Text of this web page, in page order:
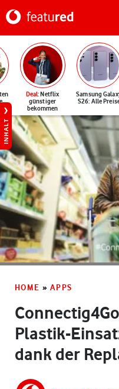
Deal: Netflix
günstiger
bekommen
Samsung
S26: Alle
INHALT
HOME » APPS
Plastik-
dank der